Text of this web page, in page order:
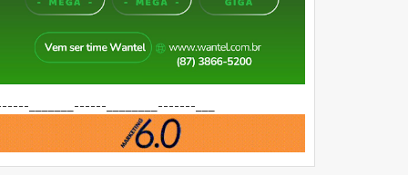
_______------________-------___